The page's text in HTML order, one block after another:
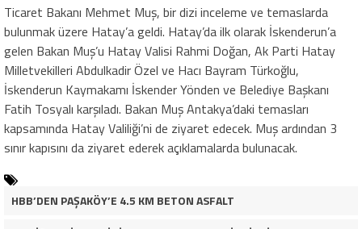
Ticaret Bakanı Mehmet Muş, bir dizi inceleme ve temaslarda
bulunmak üzere Hatay’a geldi. Hatay’da ilk olarak İskenderun’a
gelen Bakan Muş’u Hatay Valisi Rahmi Doğan, Ak Parti Hatay
Milletvekilleri Abdulkadir Özel ve Hacı Bayram Türkoğlu,
İskenderun Kaymakamı İskender Yönden ve Belediye Başkanı
Fatih Tosyalı karşıladı. Bakan Muş Antakya’daki temasları
kapsamında Hatay Valiliği’ni de ziyaret edecek. Muş ardından 3
sınır kapısını da ziyaret ederek açıklamalarda bulunacak.
HBB’DEN PAŞAKÖY’E 4.5 KM BETON ASFALT